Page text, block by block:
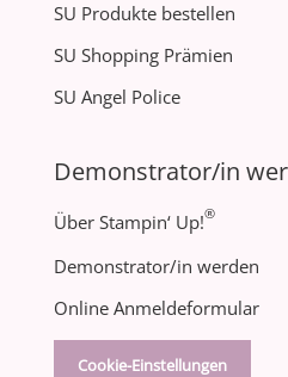
SU Produkte bestellen
SU Shopping Prämien
SU Angel Police
Demonstrator/in
Über Stampin‘ Up!®
Demonstrator/in werden
Online Anmeldeformular
Cookie-Einstellungen